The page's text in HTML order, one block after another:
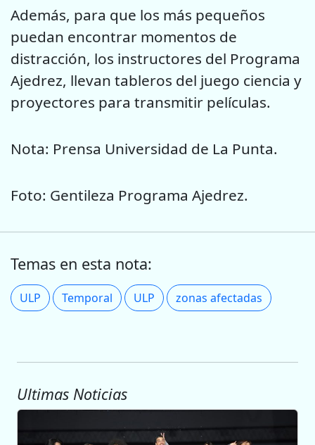
Además, para que los más pequeños
puedan encontrar momentos de
distracción, los instructores del Programa
Ajedrez, llevan tableros del juego ciencia y
proyectores para transmitir películas.
Nota: Prensa Universidad de La Punta.
Foto: Gentileza Programa Ajedrez.
Temas en esta nota:
ULP Temporal ULP zonas afectadas
Ultimas Noticias